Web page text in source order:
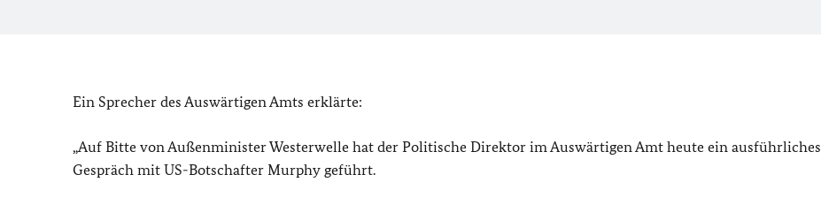
Ein Sprecher des Auswärtigen Amts erklärte:
„Auf Bitte von Außenminister Westerwelle hat der Politische Direktor im Auswärtigen Amt heute ein ausführliches
Gespräch mit US-Botschafter Murphy geführt.